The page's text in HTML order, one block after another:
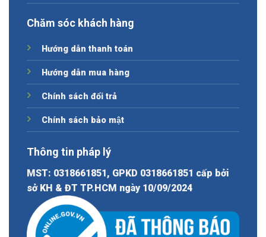
Chăm sóc khách hàng
Hướng dẫn thanh toán
Hướng dẫn mua hàng
Chính sách đổi trả
Chính sách bảo mật
Thông tin pháp lý
MST: 0318661851, GPKD 0318661851 cấp bởi
sở KH & ĐT TP.HCM ngày 10/09/2024